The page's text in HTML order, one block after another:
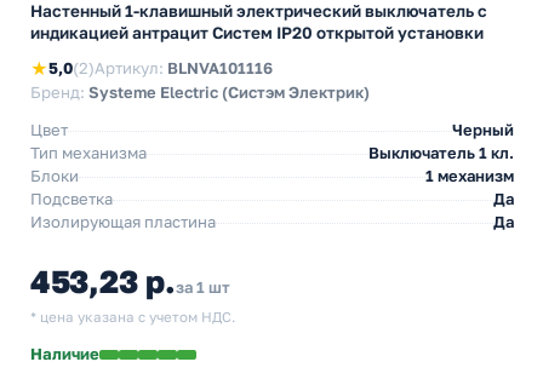
Настенный 1-клавишный электрический выключатель с
индикацией антрацит Cистем IP20 открытой установки
★5,0(2)Артикул: BLNVA101116
Бренд: Systeme Electric (Систэм Электрик)
Цвет
Черный
Тип механизма
Выключатель 1 кл.
Блоки
1 механизм
Подсветка
Да
Изолирующая пластина
Да
453,23 р.за 1 шт
* цена указана с учетом НДС.
Наличие